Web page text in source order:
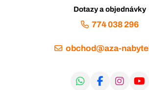
Dotazy a objednávky
774 038 296
obchod@aza-